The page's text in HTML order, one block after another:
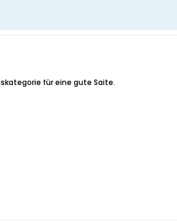
für eine gute Saite.